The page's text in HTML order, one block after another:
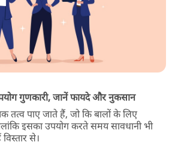
गुणकारी, जानें फायदे और नुकसान
तत्व पाए जाते हैं, जो कि बालों के लिए
इसका उपयोग करते समय सावधानी भी
से।